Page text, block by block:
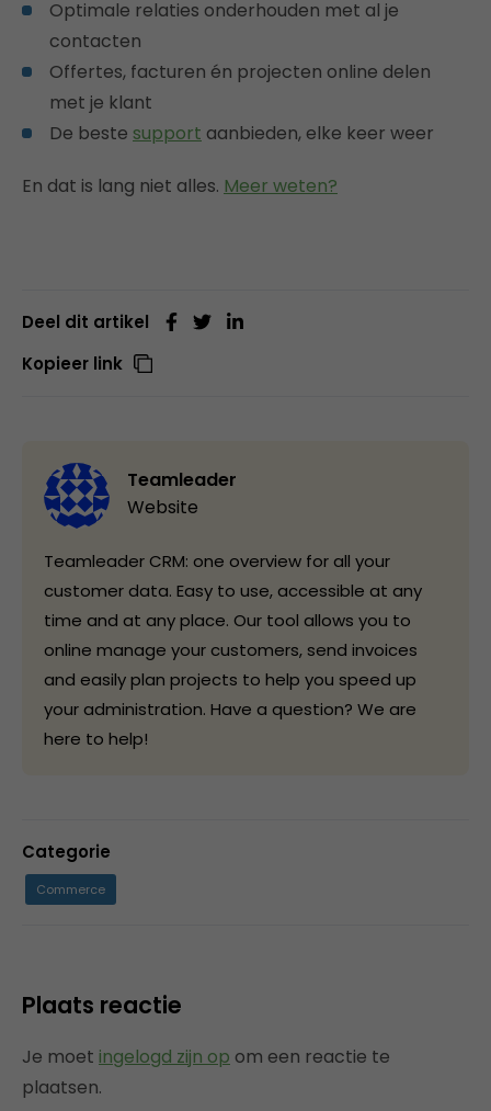
Optimale relaties onderhouden met al je
contacten
Offertes, facturen én projecten online delen
met je klant
De beste support aanbieden, elke keer weer
En dat is lang niet alles. Meer weten?
Deel dit artikel
Kopieer link
Teamleader
Website
Teamleader CRM: one overview for all your
customer data. Easy to use, accessible at any
time and at any place. Our tool allows you to
online manage your customers, send invoices
and easily plan projects to help you speed up
your administration. Have a question? We are
here to help!
Categorie
Commerce
Plaats reactie
Je moet ingelogd zijn op om een reactie te
plaatsen.